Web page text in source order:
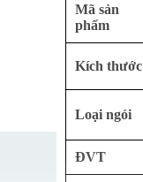
Mã sản
phẩm
Kích thước
Loại ngói
ĐVT